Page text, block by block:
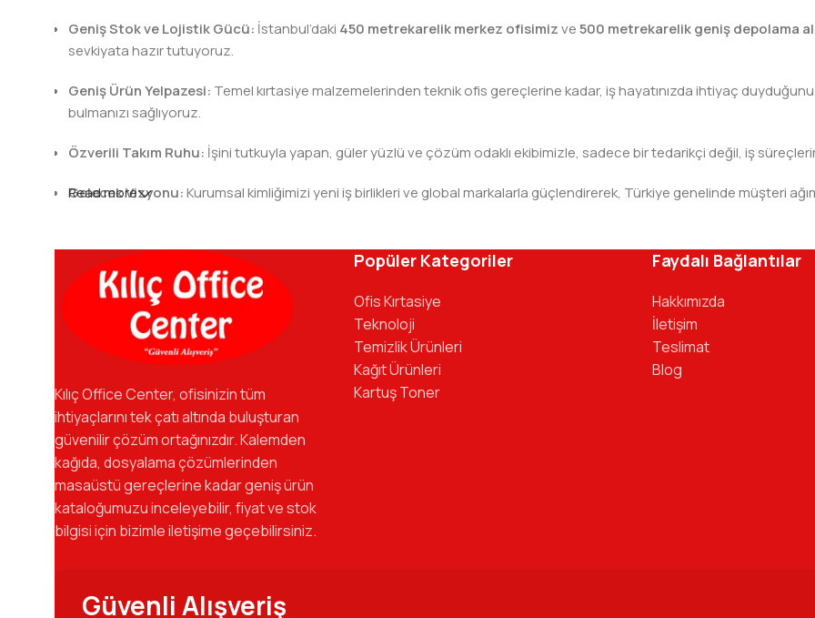
Geniş Stok ve Lojistik Gücü: İstanbul’daki 450 metrekarelik merkez ofisimizve500 metrekarelik geniş depolama
sevkiyata hazır tutuyoruz.
Geniş Ürün Yelpazesi: Temel kırtasiye malzemelerinden teknik ofis gereçlerine kadar, iş hayatınızda ihtiyaç
bulmanızı sağlıyoruz.
Özverili Takım Ruhu: İşini tutkuyla yapan, güler yüzlü ve çözüm odaklı ekibimizle, sadece bir tedarikçi değil, iş
Gelecek Vizyonu:Kurumsal kimliğimizi yeni iş birlikleri ve global markalarla güçlendirerek, Türkiye genelinde müşteri
kadromuzla hizmetinizdeyiz.
Read more
Kılıç Office Center, ofisinizin tüm
ihtiyaçlarını tek çatı altında buluşturan
güvenilir çözüm ortağınızdır. Kalemden
kağıda, dosyalama çözümlerinden
masaüstü gereçlerine kadar geniş ürün
kataloğumuzu inceleyebilir, fiyat ve stok
bilgisi için bizimle iletişime geçebilirsiniz.
Popüler Kategoriler
Ofis Kırtasiye
Teknoloji
Temizlik Ürünleri
Kağıt Ürünleri
Kartuş Toner
Faydalı Bağlantılar
Hakkımızda
İletişim
Teslimat
Blog
Güvenli Alışveriş